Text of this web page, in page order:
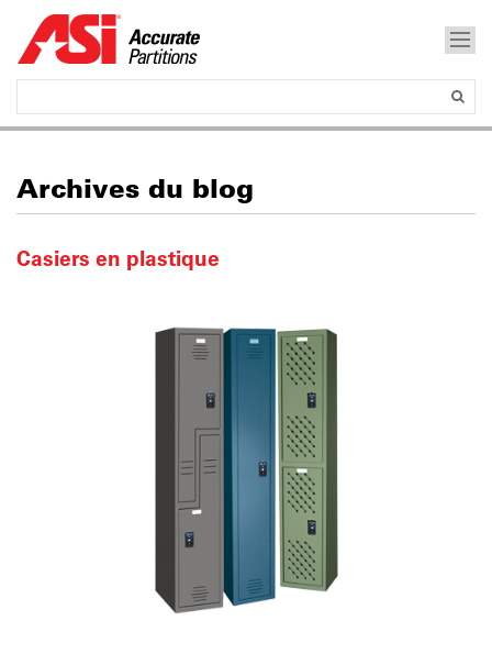
Archives du blog
Casiers en plastique